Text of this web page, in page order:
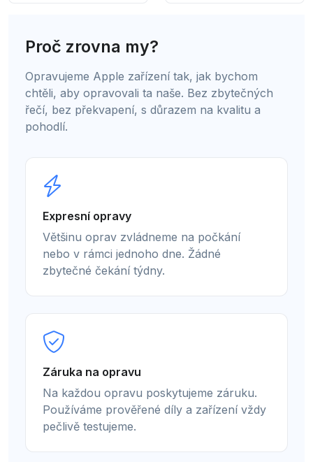
Proč zrovna my?
Opravujeme Apple zařízení tak, jak bychom
chtěli, aby opravovali ta naše. Bez zbytečných
řečí, bez překvapení, s důrazem na kvalitu a
pohodlí.
Expresní opravy
Většinu oprav zvládneme na počkání
nebo v rámci jednoho dne. Žádné
zbytečné čekání týdny.
Záruka na opravu
Na každou opravu poskytujeme záruku.
Používáme prověřené díly a zařízení vždy
pečlivě testujeme.